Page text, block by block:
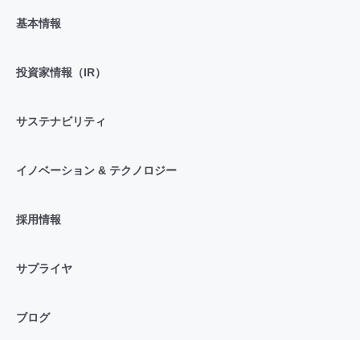
基本情報
投資家情報（IR）
サステナビリティ
イノベーション & テクノロジー
採用情報
サプライヤ
ブログ